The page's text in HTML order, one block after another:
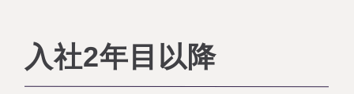
入社2年目以降